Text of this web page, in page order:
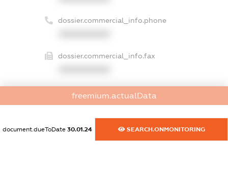
dossier.commercial_info.phone
dossier.commercial_info.fax
dossier.commercial_info.email
XXXXXXXXXX
dossier.commercial_info.website
XXXXXXXXXX
freemium.actualData
document.dueToDate 30.01.24 SEARCH.ONMONITORING